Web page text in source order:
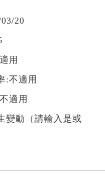
20
用
:不適用
適用
變動（請輸入是或